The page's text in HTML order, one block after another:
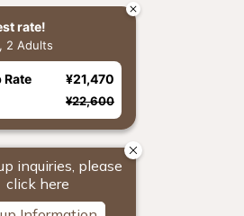
rate!
2 Adults
¥21,470
¥22,600